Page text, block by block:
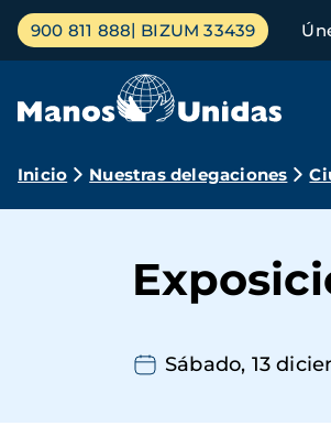
Pasar
contenido
Menú
principal
900 811 888 BIZUM 33439
Ruta
navegación
Inicio Nuestras delegaciones
Sábado, 13